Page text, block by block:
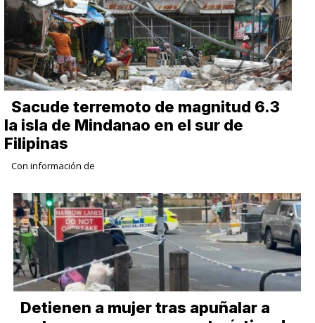
Sacude terremoto de magnitud 6.3
la isla de Mindanao en el sur de
Filipinas
Con información de
Detienen a mujer tras apuñalar a